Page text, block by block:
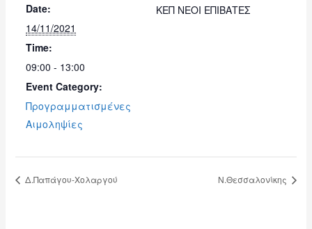
Date:
14/11/2021
Time:
09:00 - 13:00
Event Category:
Προγραμματισμένες
Αιμοληψίες
ΚΕΠ ΝΕΟΙ ΕΠΙΒΑΤΕΣ
Δ.Παπάγου-Χολαργού Ν.Θεσσαλονίκης